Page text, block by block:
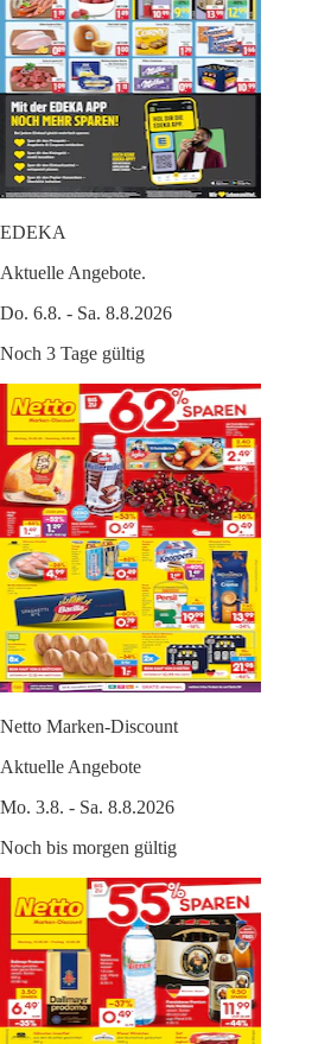
EDEKA
Aktuelle Angebote.
Do. 6.8. - Sa. 8.8.2026
Noch 3 Tage gültig
Netto Marken-Discount
Aktuelle Angebote
Mo. 3.8. - Sa. 8.8.2026
Noch bis morgen gültig